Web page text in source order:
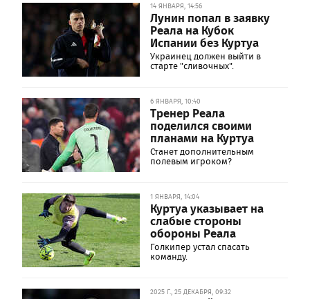
14 ЯНВАРЯ, 14:56
Лунин попал в заявку
Реала на Кубок
Испании без Куртуа
Украинец должен выйти в
старте "сливочных".
6 ЯНВАРЯ, 10:40
Тренер Реала
поделился своими
планами на Куртуа
Станет дополнительным
полевым игроком?
1 ЯНВАРЯ, 14:04
Куртуа указывает на
слабые стороны
обороны Реала
Голкипер устал спасать
команду.
2025 Г., 25 ДЕКАБРЯ, 09:32